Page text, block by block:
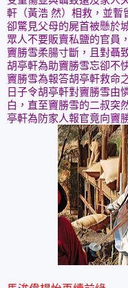
軒（黃浩 然）相救，並暫
卻驚見父母的屍首被懸於
眾人不要販賣私鹽的官員
竇勝雪柔腸寸斷，且對聶
胡亭軒為助竇勝雪忘卻不
竇勝雪為報答胡亭軒救命
日子令胡亭軒對竇勝雪由
白，直至竇勝雪的二叔突
亭軒為防家人報官竟向竇